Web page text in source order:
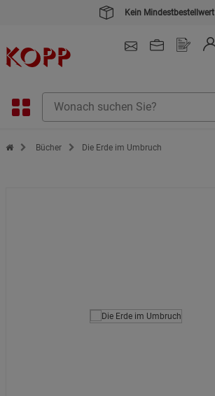
Kein Mindestbestellwert
Zur Startseite des Kopp Verlag Online-Shop
Bücher Die Erde im Umbruch